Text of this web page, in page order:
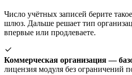
Число учётных записей берите
шлюз. Дальше решает тип
впервые или продлеваете.
Коммерческая организация —
лицензия модуля без ограничений